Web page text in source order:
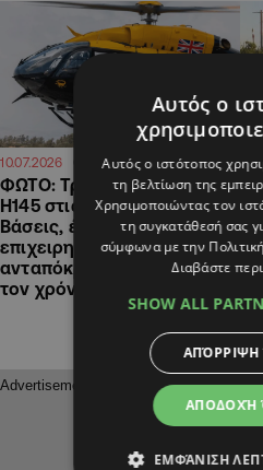
10.07.2026 09:37
ΦΩΤΟ: Τρια νέα ελικόπτερα
H145 στις Βρετανικές
Βάσεις, έτοιμα για
επιχειρησιακή
ανταπόκριση 365 ημέρες
τον χρόνο
Αυτός ο
Αυτός ο ιστότοπος
τη βελτίωση της
Χρησιμοποιώντας τον
τη συγκατάθεσή σας
σύμφωνα με την
Διαβάστε
SHOW ALL
ΑΠΟΔΟΧΉ
ΕΜΦΆΝΙΣΗ